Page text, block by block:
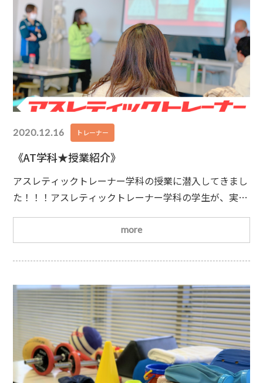
2020.12.16 トレーナー
《AT学科★授業紹介》
アスレティックトレーナー学科の授業に潜入してきまし
た！！！アスレティックトレーナー学科の学生が、実習
な選手がいて…⚫︎こんな症状を訴えていて…⚫︎身体はこ
んな状態で…⚫︎こんな指導をして…⚫︎結果、この様な変
化が起きて…などなど、学生自身が問題点を抽出し、自
それを聞いてる学生も真剣そのもの。質問や
more